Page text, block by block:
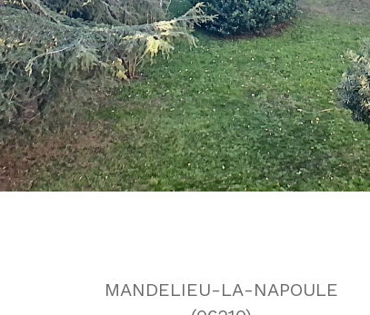
MANDELIEU-LA-NAPOULE